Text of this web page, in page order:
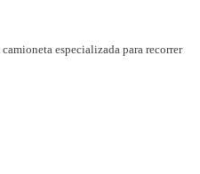
especializada para recorrer